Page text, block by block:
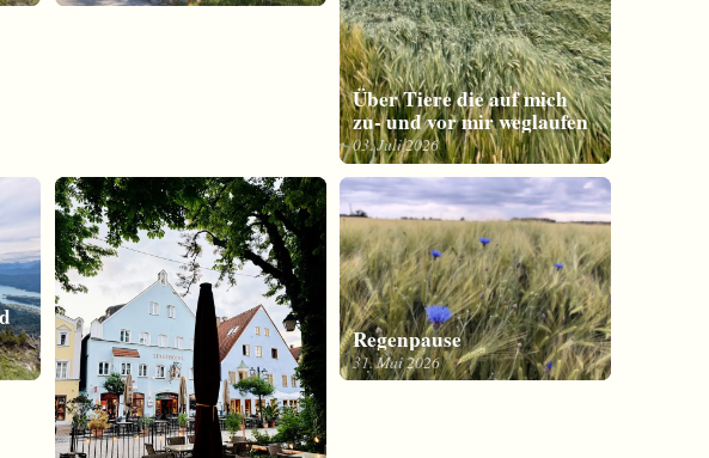
Über Tiere die auf mich
zu- und vor mir weglaufen
03. Juli 2026
Regenpause
31. Mai 2026